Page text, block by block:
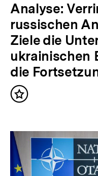
V
o
r
h
e
r
i
e
I
Analyse:
russischen
Ziele die
ukrainischen
die
Inhalt